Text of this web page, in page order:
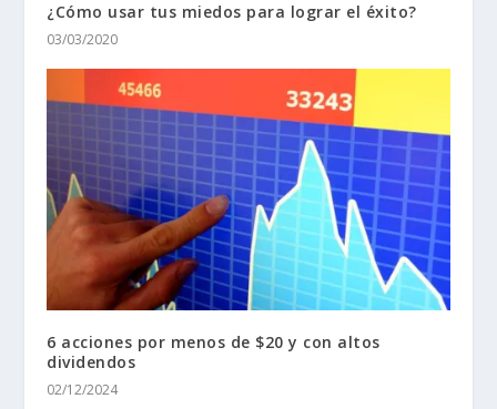
¿Cómo usar tus miedos para lograr el éxito?
03/03/2020
6 acciones por menos de $20 y con altos
dividendos
02/12/2024